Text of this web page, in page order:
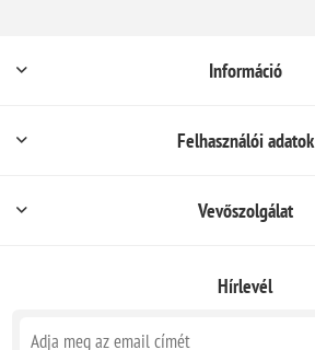
Információ
Felhasználói adatok
Vevőszolgálat
Hírlevél